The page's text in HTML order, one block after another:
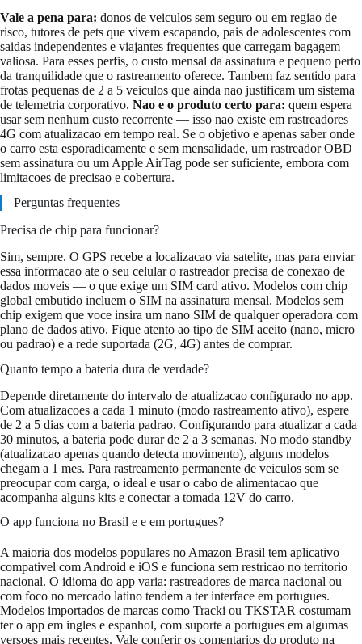
Vale a pena para: donos de veiculos sem seguro ou em regiao de
risco, tutores de pets que vivem escapando, pais de adolescentes com
saidas independentes e viajantes frequentes que carregam bagagem
valiosa. Para esses perfis, o custo mensal da assinatura e pequeno perto
da tranquilidade que o rastreamento oferece. Tambem faz sentido para
frotas pequenas de 2 a 5 veiculos que ainda nao justificam um sistema
de telemetria corporativo. Nao e o produto certo para: quem espera
usar sem nenhum custo recorrente — isso nao existe em rastreadores
4G com atualizacao em tempo real. Se o objetivo e apenas saber onde
o carro esta esporadicamente e sem mensalidade, um rastreador OBD
sem assinatura ou um Apple AirTag pode ser suficiente, embora com
limitacoes de precisao e cobertura.
Perguntas frequentes
Precisa de chip para funcionar?
Sim, sempre. O GPS recebe a localizacao via satelite, mas para enviar
essa informacao ate o seu celular o rastreador precisa de conexao de
dados moveis — o que exige um SIM card ativo. Modelos com chip
global embutido incluem o SIM na assinatura mensal. Modelos sem
chip exigem que voce insira um nano SIM de qualquer operadora com
plano de dados ativo. Fique atento ao tipo de SIM aceito (nano, micro
ou padrao) e a rede suportada (2G, 4G) antes de comprar.
Quanto tempo a bateria dura de verdade?
Depende diretamente do intervalo de atualizacao configurado no app.
Com atualizacoes a cada 1 minuto (modo rastreamento ativo), espere
de 2 a 5 dias com a bateria padrao. Configurando para atualizar a cada
30 minutos, a bateria pode durar de 2 a 3 semanas. No modo standby
(atualizacao apenas quando detecta movimento), alguns modelos
chegam a 1 mes. Para rastreamento permanente de veiculos sem se
preocupar com carga, o ideal e usar o cabo de alimentacao que
acompanha alguns kits e conectar a tomada 12V do carro.
O app funciona no Brasil e e em portugues?
A maioria dos modelos populares no Amazon Brasil tem aplicativo
compativel com Android e iOS e funciona sem restricao no territorio
nacional. O idioma do app varia: rastreadores de marca nacional ou
com foco no mercado latino tendem a ter interface em portugues.
Modelos importados de marcas como Tracki ou TKSTAR costumam
ter o app em ingles e espanhol, com suporte a portugues em algumas
versoes mais recentes. Vale conferir os comentarios do produto na